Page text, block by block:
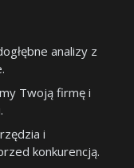
analizy z
Twoją firmę i
i
konkurencją.